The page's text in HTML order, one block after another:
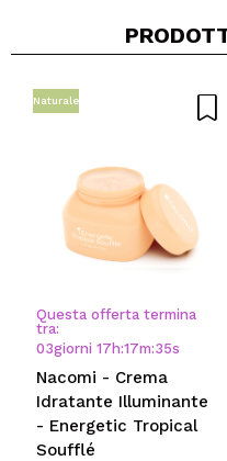
Condividi
Naturale
Questa offerta termina
tra:
03giorni 17 h:17m:35s
Nacomi - Crema
Idratante Illuminante
- Energetic Tropical
Soufflé